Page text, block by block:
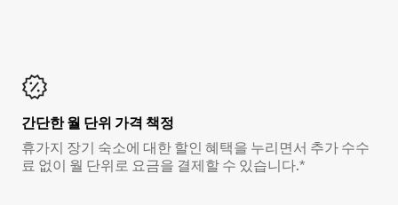
간단한 월 단위 가격 책정
휴가지 장기 숙소에 대한 할인 혜택을 누리면서 추가 수수
료 없이 월 단위로 요금을 결제할 수 있습니다.*